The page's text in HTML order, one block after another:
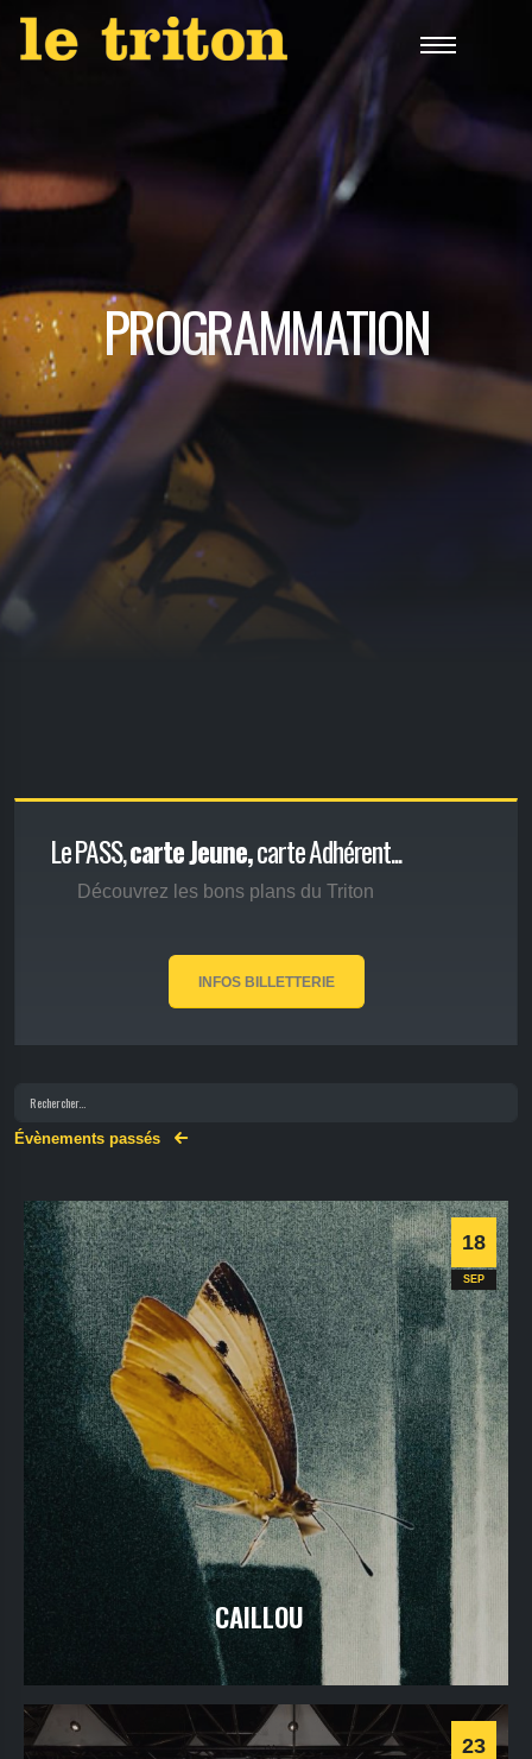
PROGRAMMATION
Le PASS,carte Jeune,carte Adhérent...
Découvrez les bons plans du Triton
INFOS BILLETTERIE
Évènements passés
18
SEP
CAILLOU
18sept - Le Triton
Informations Billetterie
23